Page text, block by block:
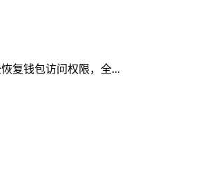
复钱包访问权限，全...